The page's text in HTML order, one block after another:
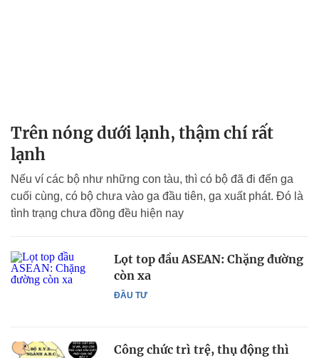
Trên nóng dưới lạnh, thậm chí rất
lạnh
Nếu ví các bộ như những con tàu, thì có bộ đã đi đến ga
cuối cùng, có bộ chưa vào ga đầu tiên, ga xuất phát. Đó là
tình trạng chưa đồng đều hiện nay
ĐẦU TƯ
Lọt top đầu ASEAN: Chặng đường
còn xa
Công chức trì trệ, thụ động thì